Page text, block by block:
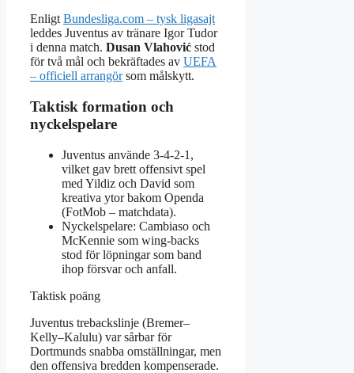
EnligtBundesliga.com – tysk ligasajt
leddes Juventus av tränare Igor Tudor
i denna match. Dusan Vlahović stod
för två mål och bekräftades av UEFA
– officiell arrangörsom målskytt.
Taktisk formation och
nyckelspelare
Juventus använde 3‑4‑2‑1,
vilket gav brett offensivt spel
med Yildiz och David som
kreativa ytor bakom Openda
(FotMob – matchdata).
Nyckelspelare: Cambiaso och
McKennie som wing‑backs
stod för löpningar som band
ihop försvar och anfall.
Taktisk poäng
Juventus trebackslinje (Bremer–
Kelly–Kalulu) var sårbar för
Dortmunds snabba omställningar, men
den offensiva bredden kompenserade.